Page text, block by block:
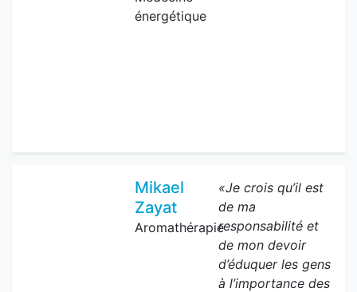
énergétique
Mikael
Zayat
Aromathérapie
«Je crois qu’il est
de ma
responsabilité et
de mon devoir
d’éduquer les gens
à l’importance des